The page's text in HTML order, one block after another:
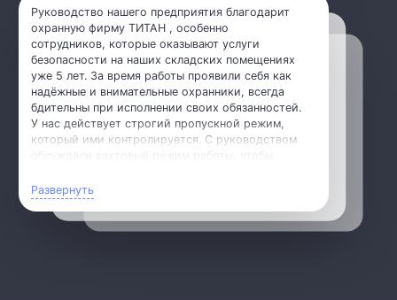
Руководство нашего предприятия благодарит
охранную фирму ТИТАН , особенно
сотрудников, которые оказывают услуги
безопасности на наших складских помещениях
уже 5 лет. За время работы проявили себя как
надёжные и внимательные охранники, всегда
бдительны при исполнении своих обязанностей.
У нас действует строгий пропускной режим,
который ими контролируется. С руководством
нам пошли на встречу. И всегда находим общие
решения, что тоже важно в сотрудничестве.
Работать с Вами приятно, будем продолжать
Развернуть